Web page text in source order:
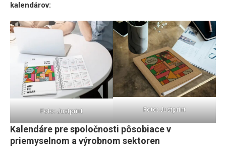
kalendárov:
Foto: Justprint Foto: Justprint
Kalendáre pre spoločnosti pôsobiace v
priemyselnom a výrobnom sektoren